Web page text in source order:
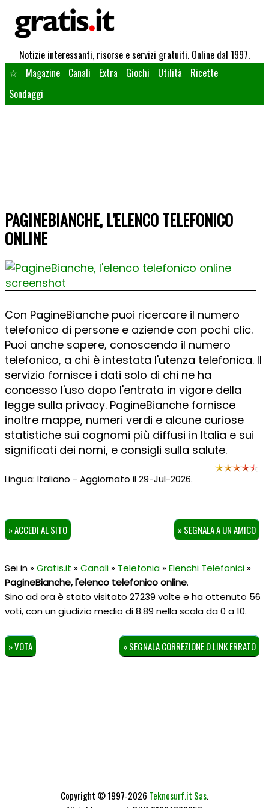
Notizie interessanti, risorse e servizi gratuiti. Online dal 1997.
☆
Magazine Canali Extra Giochi Utilità
Ricette
Sondaggi
PAGINEBIANCHE, L'ELENCO TELEFONICO
ONLINE
Con PagineBianche puoi ricercare il numero
telefonico di persone e aziende con pochi clic.
Puoi anche sapere, conoscendo il numero
telefonico, a chi è intestata l'utenza telefonica. Il
servizio fornisce i dati solo di chi ne ha
concesso l'uso dopo l'entrata in vigore della
legge sulla privacy. PagineBianche fornisce
inoltre mappe, numeri verdi e alcune curiose
statistiche sui cognomi più diffusi in Italia e sui
significati dei nomi, e consigli sulla salute.
Lingua: Italiano - Aggiornato il 29-Jul-2026.
» ACCEDI AL SITO » SEGNALA A UN AMICO
Sei in »Gratis.it »Canali» Telefonia»Elenchi Telefonici»
PagineBianche, l'elenco telefonico online.
Sino ad ora è stato visitato 27239 volte e ha ottenuto 56
voti, con un giudizio medio di8.89 nella scala da0 a10.
» VOTA » SEGNALA CORREZIONE O LINK ERRATO
Copyright © 1997-2026 Teknosurf.it Sas.